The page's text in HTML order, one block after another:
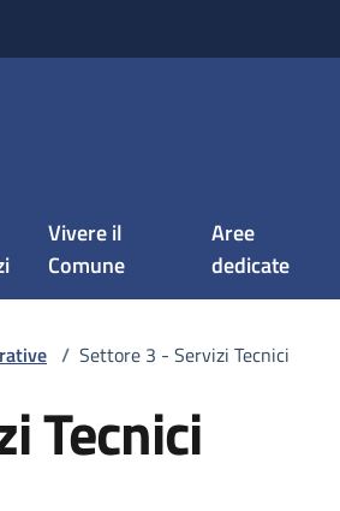
Vivere il
Comune
Aree
dedicate
/ Settore 3 - Servizi Tecnici
Tecnici